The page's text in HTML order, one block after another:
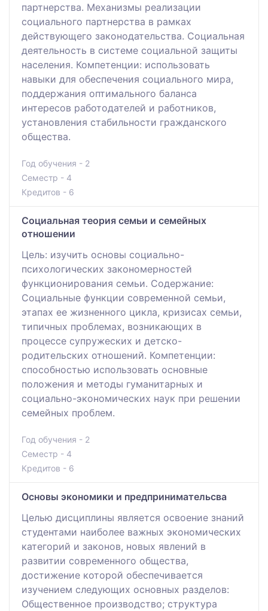
партнерства. Механизмы реализации
социального партнерства в рамках
действующего законодательства. Социальная
деятельность в системе социальной защиты
населения. Компетенции: использовать
навыки для обеспечения социального мира,
поддержания оптимального баланса
интересов работодателей и работников,
установления стабильности гражданского
общества.
Год обучения - 2
Семестр - 4
Кредитов - 6
Социальная теория семьи и семейных
отношении
Цель: изучить основы социально-
психологических закономерностей
функционирования семьи. Содержание:
Социальные функции современной семьи,
этапах ее жизненного цикла, кризисах семьи,
типичных проблемах, возникающих в
процессе супружеских и детско-
родительских отношений. Компетенции:
способностью использовать основные
положения и методы гуманитарных и
социально-экономических наук при решении
семейных проблем.
Год обучения - 2
Семестр - 4
Кредитов - 6
Основы экономики и предпринимательсва
Целью дисциплины является освоение знаний
студентами наиболее важных экономических
категорий и законов, новых явлений в
развитии современного общества,
достижение которой обеспечивается
изучением следующих основных разделов:
Общественное производство; структура